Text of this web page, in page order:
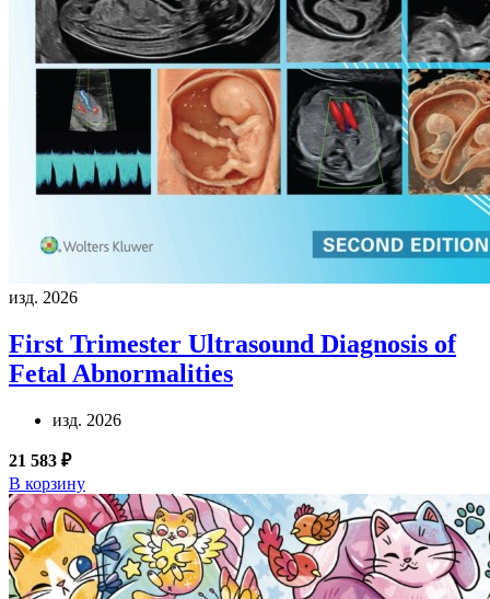
изд. 2026
First Trimester Ultrasound Diagnosis of
Fetal Abnormalities
изд. 2026
21 583 ₽
В корзину